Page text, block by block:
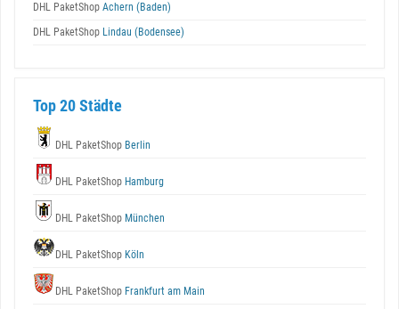
DHL PaketShop Achern (Baden)
DHL PaketShop Lindau (Bodensee)
Top 20 Städte
DHL PaketShop Berlin
DHL PaketShop Hamburg
DHL PaketShop München
DHL PaketShop Köln
DHL PaketShop Frankfurt am Main